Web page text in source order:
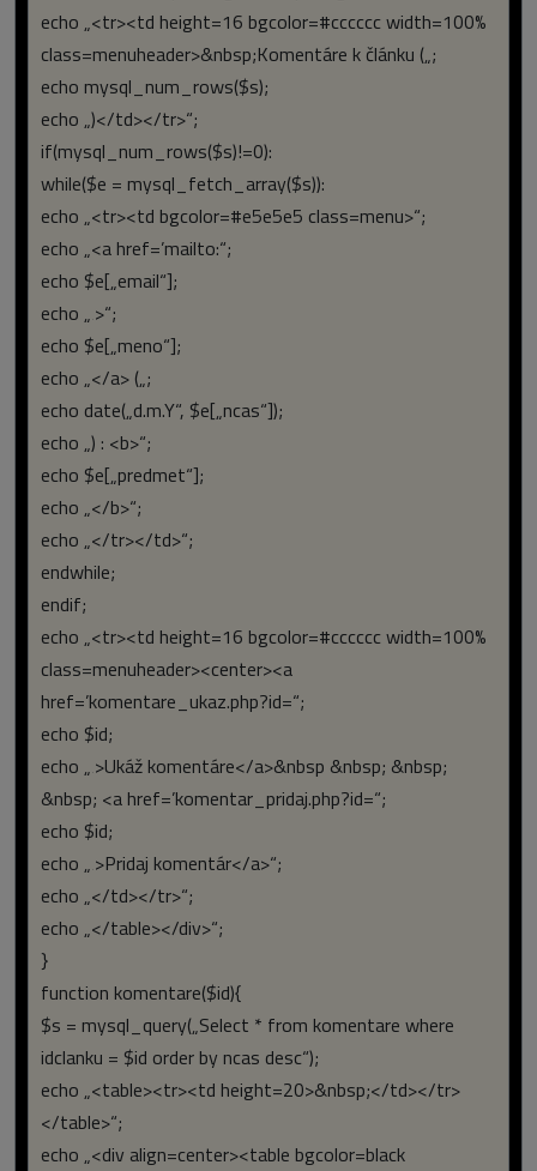
echo „<tr><td height=16 bgcolor=#cccccc width=100%
class=menuheader>&nbsp;Komentáre k článku („;
echo mysql_num_rows($s);
echo „)</td></tr>“;
if(mysql_num_rows($s)!=0):
while($e = mysql_fetch_array($s)):
echo „<tr><td bgcolor=#e5e5e5 class=menu>“;
echo „<a href=’mailto:“;
echo $e[„email“];
echo „‚>“;
echo $e[„meno“];
echo „</a> („;
echo date(„d.m.Y“, $e[„ncas“]);
echo „) : <b>“;
echo $e[„predmet“];
echo „</b>“;
echo „</tr></td>“;
endwhile;
endif;
echo „<tr><td height=16 bgcolor=#cccccc width=100%
class=menuheader><center><a
href=’komentare_ukaz.php?id=“;
echo $id;
echo „‚>Ukáž komentáre</a>&nbsp &nbsp; &nbsp;
&nbsp; <a href=’komentar_pridaj.php?id=“;
echo $id;
echo „‚>Pridaj komentár</a>“;
echo „</td></tr>“;
echo „</table></div>“;
}
function komentare($id){
$s = mysql_query(„Select * from komentare where
idclanku = $id order by ncas desc“);
echo „<table><tr><td height=20>&nbsp;</td></tr>
</table>“;
echo „<div align=center><table bgcolor=black